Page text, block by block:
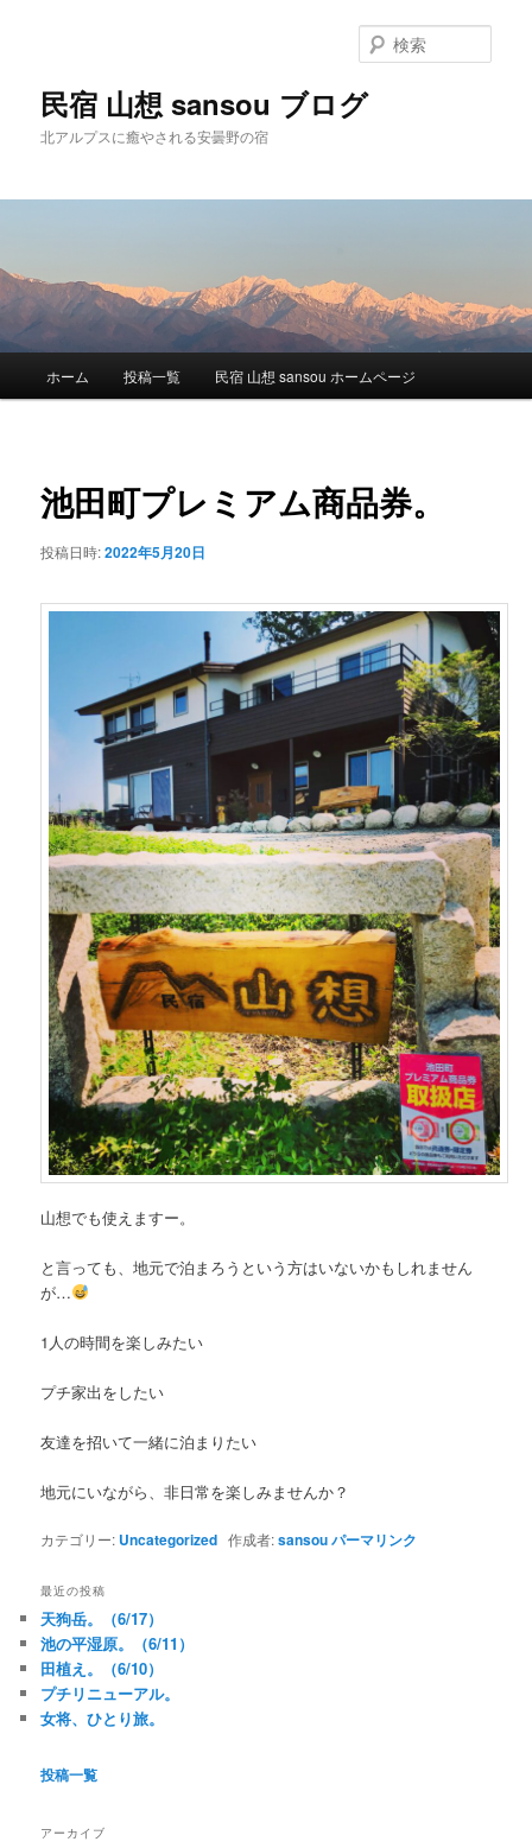
民宿 山想 sansou ブログ
北アルプスに癒やされる安曇野の宿
索
メ
ン
ツ
移
動
ホーム 投稿一覧 民宿 山想 sansou ホームページ
池田町プレミアム商品券。
投稿日時:2022年5月20日
山想でも使えますー。
と言っても、地元で泊まろうという方はいないかもしれません
が…
1人の時間を楽しみたい
プチ家出をしたい
友達を招いて一緒に泊まりたい
地元にいながら、非日常を楽しみませんか？
カテゴリー: Uncategorized 作成者:sansouパーマリンク
最近の投稿
天狗岳。（6/17）
池の平湿原。（6/11）
田植え。（6/10）
プチリニューアル。
女将、ひとり旅。
投稿一覧
アーカイブ